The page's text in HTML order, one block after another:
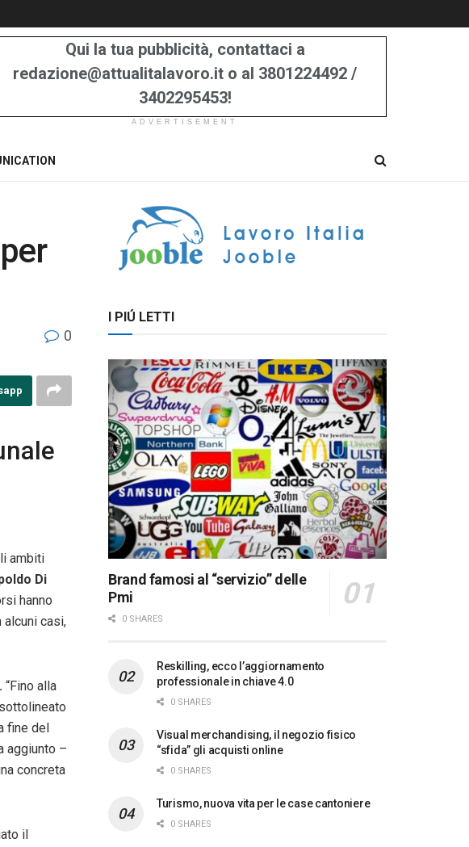
Qui la tua pubblicità, contattaci a
redazione@attualitalavoro.it o al 3801224492 /
3402295453!
ADVERTISEMENT
0
ambiti
Di
hanno
casi,
“Fino alla
fine del
aggiunto –
concreta
il
I PIÚ LETTI
Brand famosi al “servizio” delle
Pmi
0 SHARES
Reskilling, ecco l’aggiornamento
professionale in chiave 4.0
0 SHARES
Visual merchandising, il negozio fisico
“sfida” gli acquisti online
0 SHARES
Turismo, nuova vita per le case cantoniere
0 SHARES